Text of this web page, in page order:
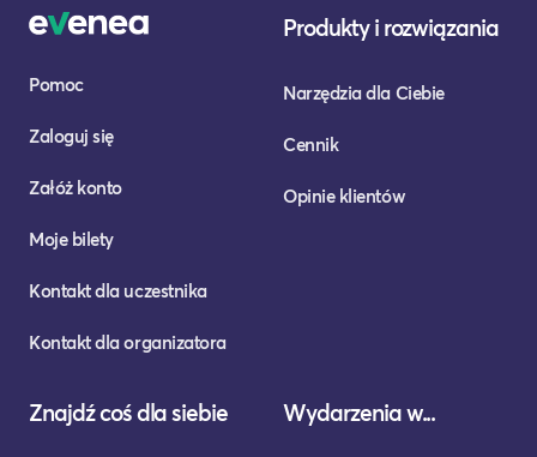
Pomoc
Zaloguj się
Załóż konto
Moje bilety
Kontakt dla uczestnika
Kontakt dla organizatora
Produkty i rozwiązania
Narzędzia dla Ciebie
Cennik
Opinie klientów
Znajdź coś dla siebie Wydarzenia w...